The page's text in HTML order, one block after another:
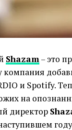
Shazam– это
компания
и Spotify.
на
директор